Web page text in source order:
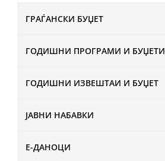
ГРАЃАНСКИ БУЏЕТ
ГОДИШНИ ПРОГРАМИ И БУЏЕТИ
ГОДИШНИ ИЗВЕШТАИ И БУЏЕТ
ЈАВНИ НАБАВКИ
Е-ДАНОЦИ